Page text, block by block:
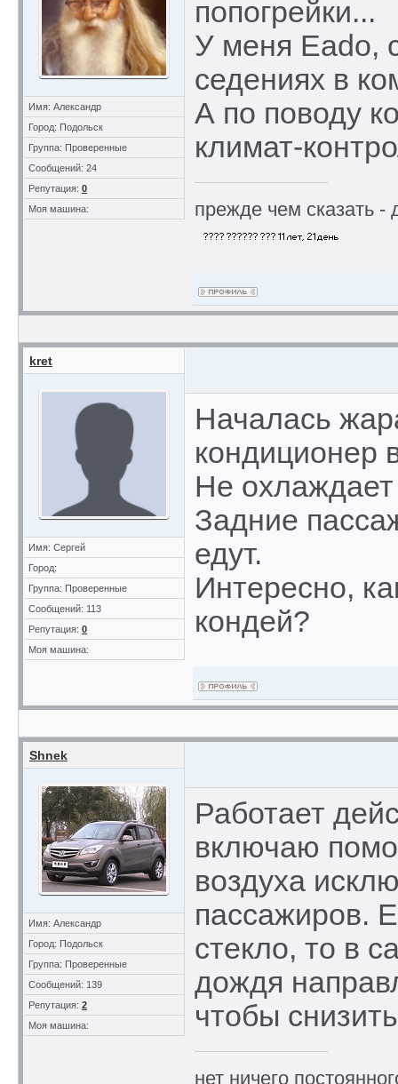
Имя: Александр
Город: Подольск
Группа: Проверенные
Сообщений: 24
Репутация: 0
Моя машина:
попогрейки...
У меня Eado,
седениях в
А по поводу
климат-
прежде чем сказать -
kret
Имя: Сергей
Город:
Группа: Проверенные
Сообщений: 113
Репутация: 0
Моя машина:
Началась
кондиционер
Не охлаждает
Задние
едут.
Интересно,
кондей?
Shnek
Имя: Александр
Город: Подольск
Группа: Проверенные
Сообщений: 139
Репутация: 2
Моя машина:
Работает
включаю
воздуха
пассажиров.
стекло, то в
дождя
чтобы
нет ничего